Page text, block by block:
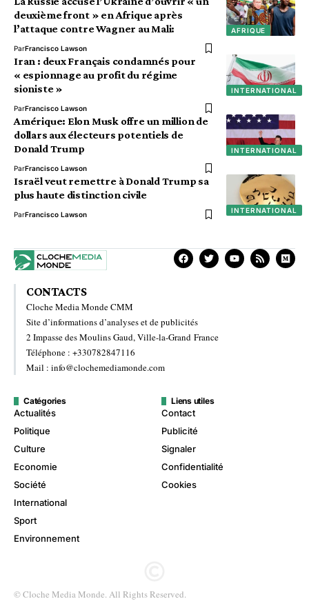
AFRIQUE
deuxième front » en Afrique après
l’attaque contre Wagner au Mali:
ParFrancisco Lawson
INTERNATIONAL
Iran : deux Français condamnés pour
« espionnage au profit du régime
sioniste »
ParFrancisco Lawson
INTERNATIONAL
Amérique: Elon Musk offre un million de
dollars aux électeurs potentiels de
Donald Trump
ParFrancisco Lawson
INTERNATIONAL
Israël veut remettre à Donald Trump sa
plus haute distinction civile
ParFrancisco Lawson
CONTACTS
Cloche Media Monde CMM
Site d’informations d’analyses et de publicités
2 Impasse des Moulins Gaud, Ville-la-Grand France
Téléphone : +330782847116
Mail : info@clochemediamonde.com
Catégories
Actualités
Politique
Culture
Economie
Société
International
Sport
Environnement
Liens utiles
Contact
Publicité
Signaler
Confidentialité
Cookies
© Cloche Media Monde. All Rights Reserved.